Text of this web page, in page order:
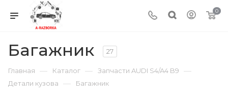
0
Багажник 27
Главная — Каталог — Запчасти AUDI S4/A4 B9 —
Детали кузова — Багажник